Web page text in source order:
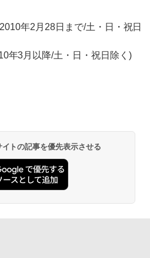
年2月28日まで/土・日・祝日
以降/土・日・祝日除く)
トの記事を優先表示させる